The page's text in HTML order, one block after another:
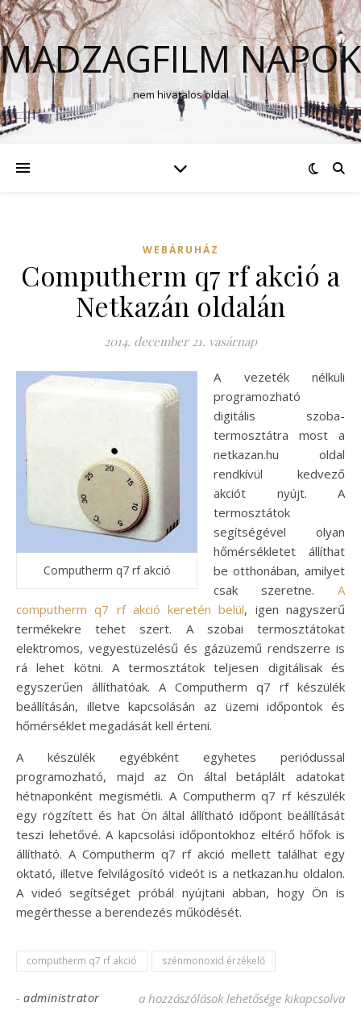
MADZAGFILM NAPOK
nem hivatalos oldal
WEBÁRUHÁZ
Computherm q7 rf akció a
Netkazán oldalán
2014. december 21. vasárnap
Computherm q7 rf akció
A vezeték nélküli
programozható
digitális szoba-
termosztátra most a
netkazan.hu oldal
rendkívül kedvező
akciót nyújt. A
termosztátok
segítségével olyan
hőmérsékletet állíthat
be otthonában, amilyet
csak szeretne. A
computherm q7 rf akció keretén belül, igen nagyszerű
termékekre tehet szert. A szobai termosztátokat
elektromos, vegyestüzelésű és gázüzemű rendszerre is
rá lehet kötni. A termosztátok teljesen digitálisak és
egyszerűen állíthatóak. A Computherm q7 rf készülék
beállításán, illetve kapcsolásán az üzemi időpontok és
hőmérséklet megadását kell érteni.
A készülék egyébként egyhetes periódussal
programozható, majd az Ön által betáplált adatokat
hétnaponként megismétli. A Computherm q7 rf készülék
egy rögzített és hat Ön által állítható időpont beállítását
teszi lehetővé. A kapcsolási időpontokhoz eltérő hőfok is
állítható. A Computherm q7 rf akció mellett találhat egy
oktató, illetve felvilágosító videót is a netkazan.hu oldalon.
A videó segítséget próbál nyújtani abban, hogy Ön is
megérthesse a berendezés működését.
computherm q7 rf akció szénmonoxid érzékelő
- administrator Computherm q7 rf akció a Netkazán
a hozzászólások lehetősége kikapcsolva